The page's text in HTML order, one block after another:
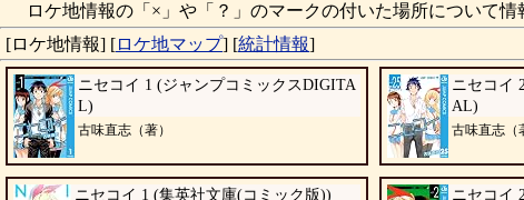
ロケ地情報の「×」や「？」のマークの付いた場所について情
[ロケ地情報] [ロケ地マップ] [統計情報]
ニセコイ 1 (ジャンプコミックスDIGITA
L)
古味直志（著）
ニセコイ
AL)
古味直志（
ニセコイ 1 (集英社文庫(コミック版)) ニセコイ